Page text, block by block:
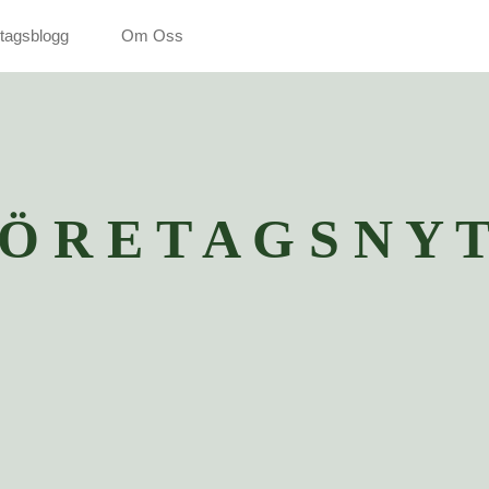
Om Oss
R E T A G S N Y